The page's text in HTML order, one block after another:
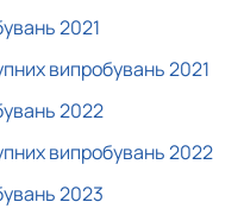
2021
випробувань 2021
2022
випробувань 2022
2023